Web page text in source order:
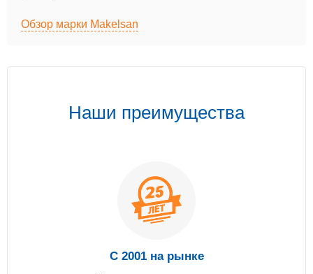
Обзор марки Makelsan
Наши преимущества
С 2001 на рынке